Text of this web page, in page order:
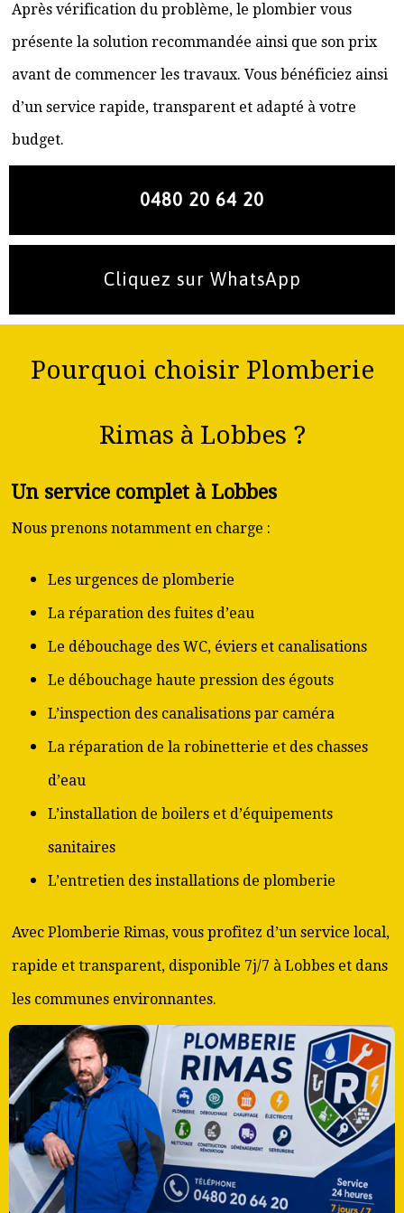
Après vérification du problème, le plombier vous
présente la solution recommandée ainsi que son prix
avant de commencer les travaux. Vous bénéficiez ainsi
d’un service rapide, transparent et adapté à votre
budget.
0480 20 64 20
Cliquez sur WhatsApp
Pourquoi choisir Plomberie
Rimas à Lobbes ?
Un service complet à Lobbes
Nous prenons notamment en charge :
Les urgences de plomberie
La réparation des fuites d’eau
Le débouchage des WC, éviers et canalisations
Le débouchage haute pression des égouts
L’inspection des canalisations par caméra
La réparation de la robinetterie et des chasses
d’eau
L’installation de boilers et d’équipements
sanitaires
L’entretien des installations de plomberie
Avec Plomberie Rimas, vous profitez d’un service local,
rapide et transparent, disponible 7j/7 à Lobbes et dans
les communes environnantes.